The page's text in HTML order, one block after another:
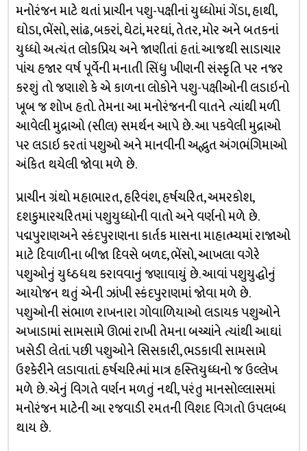
મનોરંજન માટે થતાં પ્રાચીન પશુ-પક્ષીનાં યુધ્ધોમાં ગેંડા, હાથી,
ઘોડા, ભેંસો, સાંઢ, બકરાં, ઘેટાં, મરઘાં, તેતર, મોર અને બતકનાં
યુધ્ધો અત્યંત લોકપ્રિય અને જાણીતાં હતાં. આજથી સાડાચાર
પાંચ હજાર વર્ષ પૂર્વેની મનાતી સિંધુ ખીણની સંસ્કૃતિ પર નજર
કરશું તો જણાશે કે એ કાળના લોકોને પશુ-પક્ષીઓની લડાઇનો
ખૂબ જ શોખ હતો. તેમના આ મનોરંજનની વાતને ત્યાંથી મળી
આવેલી મુદ્રાઓ (સીલ) સમર્થન આપે છે. આ પકવેલી મુદ્રાઓ
પર લડાઇ કરતાં પશુઓ અને માનવીની અદ્ભુત અંગભંગિમાઓ
અંકિત થયેલી જોવા મળે છે.
પ્રાચીન ગ્રંથો મહાભારત, હરિવંશ, હર્ષચરિત, અમરકોશ,
દશકુમારચરિતમાં પશુયુધ્ધોની વાતો અને વર્ણનો મળે છે.
પદ્મપુરાણઅને સ્કંદપુરાણના કાર્તક માસના માહાત્મ્યમાં રાજાઓ
માટે દિવાળીના બીજા દિવસે બળદ, ભેંસો, આખલા વગેરે
પશુઓનું યુધ્ઠધથ કરાવવાનું જણાવાયું છે. આવાં પશુયુદ્ધોનું
આયોજન થતું એની ઝાંખી સ્કંદપુરાણમાં જોવા મળે છે.
પશુઓની સંભાળ રાખનારા ગોવાળિયાઓ લડાયક પશુઓને
અખાડામાં સામસામે ઊભાં રાખી તેમના બચ્ચાંને ત્યાંથી આઘાં
ખસેડી લેતાં. પછી પશુઓને સિસકારી, ભડકાવી સામસામે
ઉશ્કેરીને લડાવાતાં. હર્ષચરિત્માં માત્ર હસ્તિયુધ્ધનો જ ઉલ્લેખ
મળે છે. એનું વિગતે વર્ણન મળતું નથી, પરંતુ માનસોલ્લાસમાં
મનોરંજન માટેની આ રજવાડી રમતની વિશદ વિગતો ઉપલબ્ધ
થાય છે.